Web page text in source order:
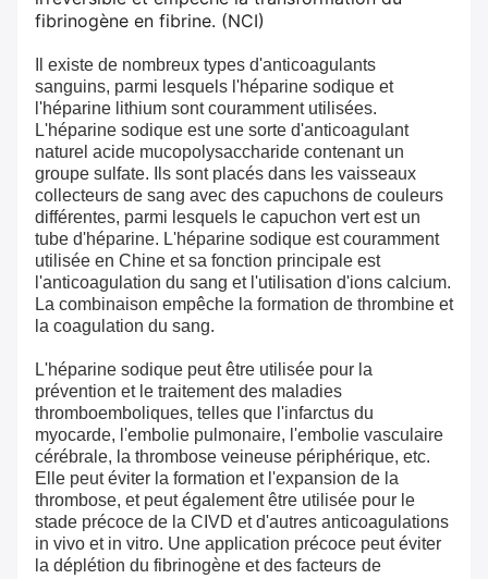
fibrinogène en fibrine. (NCI)
Il existe de nombreux types d'anticoagulants
sanguins, parmi lesquels l'héparine sodique et
l'héparine lithium sont couramment utilisées.
L'héparine sodique est une sorte d'anticoagulant
naturel acide mucopolysaccharide contenant un
groupe sulfate. Ils sont placés dans les vaisseaux
collecteurs de sang avec des capuchons de couleurs
différentes, parmi lesquels le capuchon vert est un
tube d'héparine. L'héparine sodique est couramment
utilisée en Chine et sa fonction principale est
l'anticoagulation du sang et l'utilisation d'ions calcium.
La combinaison empêche la formation de thrombine et
la coagulation du sang.
L'héparine sodique peut être utilisée pour la
prévention et le traitement des maladies
thromboemboliques, telles que l'infarctus du
myocarde, l'embolie pulmonaire, l'embolie vasculaire
cérébrale, la thrombose veineuse périphérique, etc.
Elle peut éviter la formation et l'expansion de la
thrombose, et peut également être utilisée pour le
stade précoce de la CIVD et d'autres anticoagulations
in vivo et in vitro. Une application précoce peut éviter
la déplétion du fibrinogène et des facteurs de